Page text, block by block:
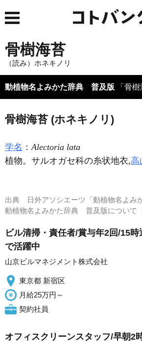
骨樹海苔
（読み）ホネキノリ
動植物名よみかた辞典 普及版 「骨
骨樹海苔 (ホネキノリ)
学名 ：Alectoria lata
植物。サルオガセ科の糸状地衣,高
出典
日外アソシエーツ「動植物名よみ
動植物名よみかた辞典 普及版につい
ビル清掃・責任者/賞与年2回/15時
で活躍中
山京ビルマネジメント株式会社
東京都 新宿区
月給25万円～
契約社員
オフィスクリーンスタッフ/早朝2